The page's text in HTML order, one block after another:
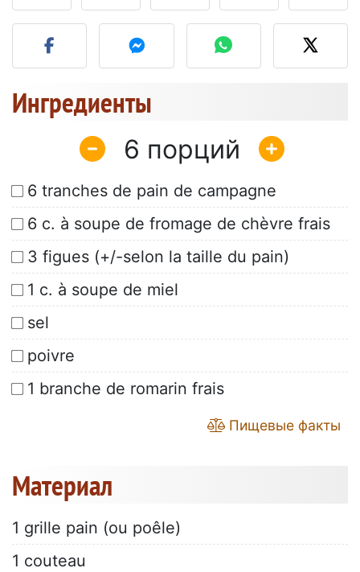
Разместите фото этого
Ингредиенты
6
6 tranches de pain de campagne
6 c. à soupe de fromage de chèvre frais
3 figues (+/-selon la taille du pain)
1 c. à soupe de miel
sel
poivre
1 branche de romarin frais
Пищевые факты
Материал
1 grille pain (ou poêle)
1 couteau